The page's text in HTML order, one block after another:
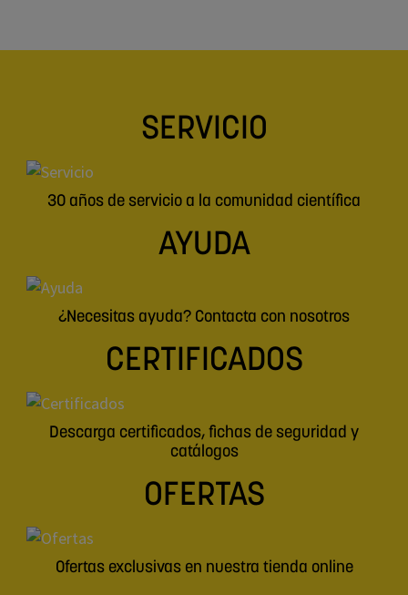
SERVICIO
30 años de servicio a la comunidad científica
AYUDA
¿Necesitas ayuda? Contacta con nosotros
CERTIFICADOS
Descarga certificados, fichas de seguridad y
catálogos
OFERTAS
Ofertas exclusivas en nuestra tienda online